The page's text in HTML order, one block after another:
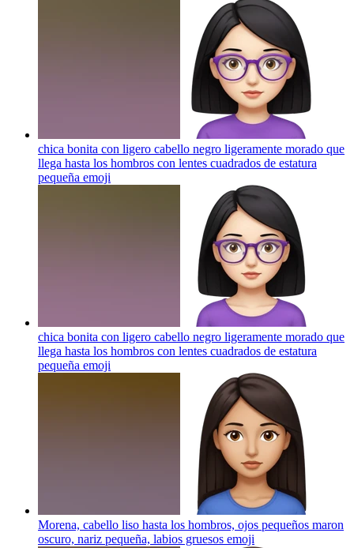
chica bonita con ligero cabello negro ligeramente morado que
llega hasta los hombros con lentes cuadrados de estatura
pequeña emoji
chica bonita con ligero cabello negro ligeramente morado que
llega hasta los hombros con lentes cuadrados de estatura
pequeña emoji
Morena, cabello liso hasta los hombros, ojos pequeños maron
oscuro, nariz pequeña, labios gruesos emoji